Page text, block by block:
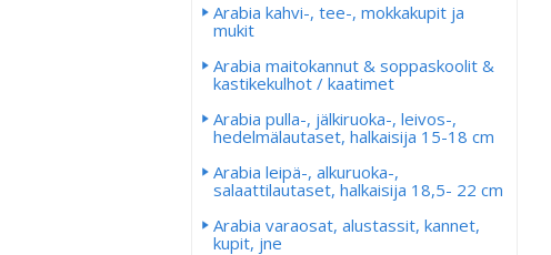
Arabia kahvi-, tee-, mokkakupit ja
mukit
Arabia maitokannut & soppaskoolit &
kastikekulhot / kaatimet
Arabia pulla-, jälkiruoka-, leivos-,
hedelmälautaset, halkaisija 15-18 cm
Arabia leipä-, alkuruoka-,
salaattilautaset, halkaisija 18,5- 22 cm
Arabia varaosat, alustassit, kannet,
kupit, jne